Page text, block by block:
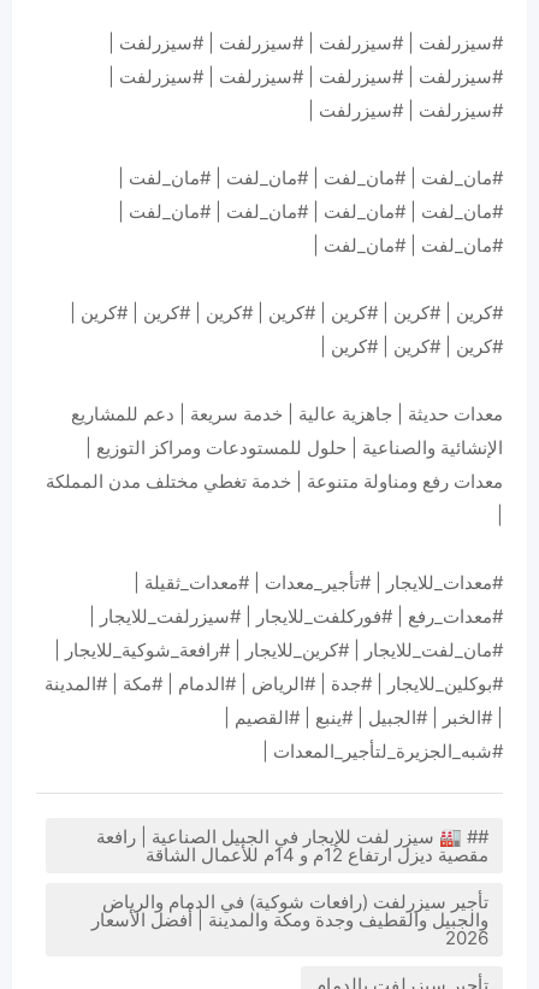
#سيزرلفت | #سيزرلفت | #سيزرلفت | #سيزرلفت |
#سيزرلفت | #سيزرلفت | #سيزرلفت | #سيزرلفت |
#سيزرلفت | #سيزرلفت |
#مان_لفت | #مان_لفت | #مان_لفت | #مان_لفت |
#مان_لفت | #مان_لفت | #مان_لفت | #مان_لفت |
#مان_لفت | #مان_لفت |
#كرين | #كرين | #كرين | #كرين | #كرين | #كرين | #كرين |
#كرين | #كرين | #كرين |
معدات حديثة | جاهزية عالية | خدمة سريعة | دعم للمشاريع
الإنشائية والصناعية | حلول للمستودعات ومراكز التوزيع |
معدات رفع ومناولة متنوعة | خدمة تغطي مختلف مدن المملكة
#معدات_للايجار | #تأجير_معدات | #معدات_ثقيلة |
#معدات_رفع | #فوركلفت_للايجار | #سيزرلفت_للايجار |
#مان_لفت_للايجار | #كرين_للايجار | #رافعة_شوكية_للايجار |
#بوكلين_للايجار | #جدة | #الرياض | #الدمام | #مكة | #المدينة
| #الخبر | #الجبيل | #ينبع | #القصيم |
#شبه_الجزيرة_لتأجير_المعدات |
## 🏭 سيزر لفت للإيجار في الجبيل الصناعية | رافعة
مقصية ديزل ارتفاع 12م و 14م للأعمال الشاقة
تأجير سيزرلفت (رافعات شوكية) في الدمام والرياض
والجبيل والقطيف وجدة ومكة والمدينة | أفضل الأسعار
2026